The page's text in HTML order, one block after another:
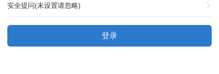
安全提问(未设置请忽略)
登录